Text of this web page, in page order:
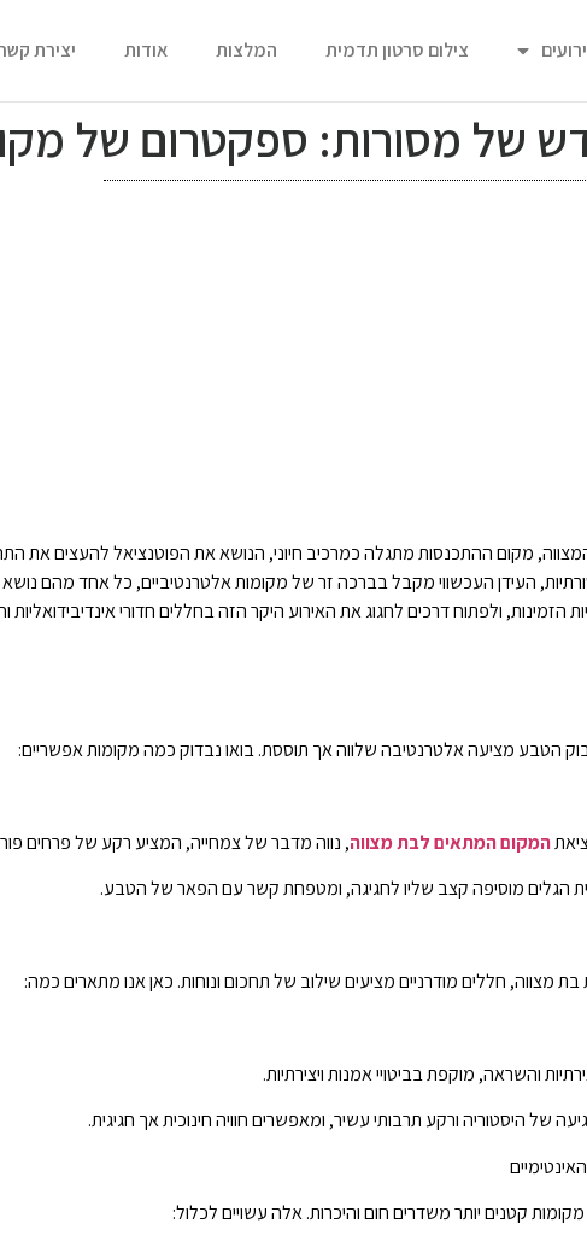
צילום סרטון תדמית המלצות אודות יצירת
של מסורות: ספקטרום של
מקום ההתכנסות מתגלה כמרכיב חיוני, הנושא את הפוטנציאל להעצים את
העידן העכשווי מקבל בברכה זר של מקומות אלטרנטיביים, כל אחד מהם נושא
הזמינות, ולפתוח דרכים לחגוג את האירוע היקר הזה בחללים חדורי אינדיבידואליות
הטבע מציעה אלטרנטיבה שלווה אך תוססת. בואו נבדוק כמה מקומות אפשריים:
המקום המתאים לבת מצווה, נווה מדבר של צמחייה, המציע רקע של פרחים
הגלים מוסיפה קצב שליו לחגיגה, ומטפחת קשר עם הפאר של הטבע.
מצווה, חללים מודרניים מציעים שילוב של תחכום ונוחות. כאן אנו מתארים כמה:
והשראה, מוקפת בביטויי אמנות ויצירתיות.
של היסטוריה ורקע תרבותי עשיר, ומאפשרים חוויה חינוכית אך חגיגית.
קטנים יותר משדרים חום והיכרות. אלה עשויים לכלול: